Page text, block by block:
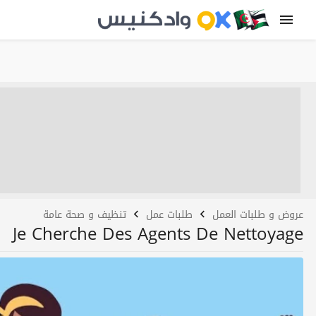
عروض و طلبات العمل طلبات عمل تنظيف و صحة عامة
Je Cherche Des Agents De Nettoyage